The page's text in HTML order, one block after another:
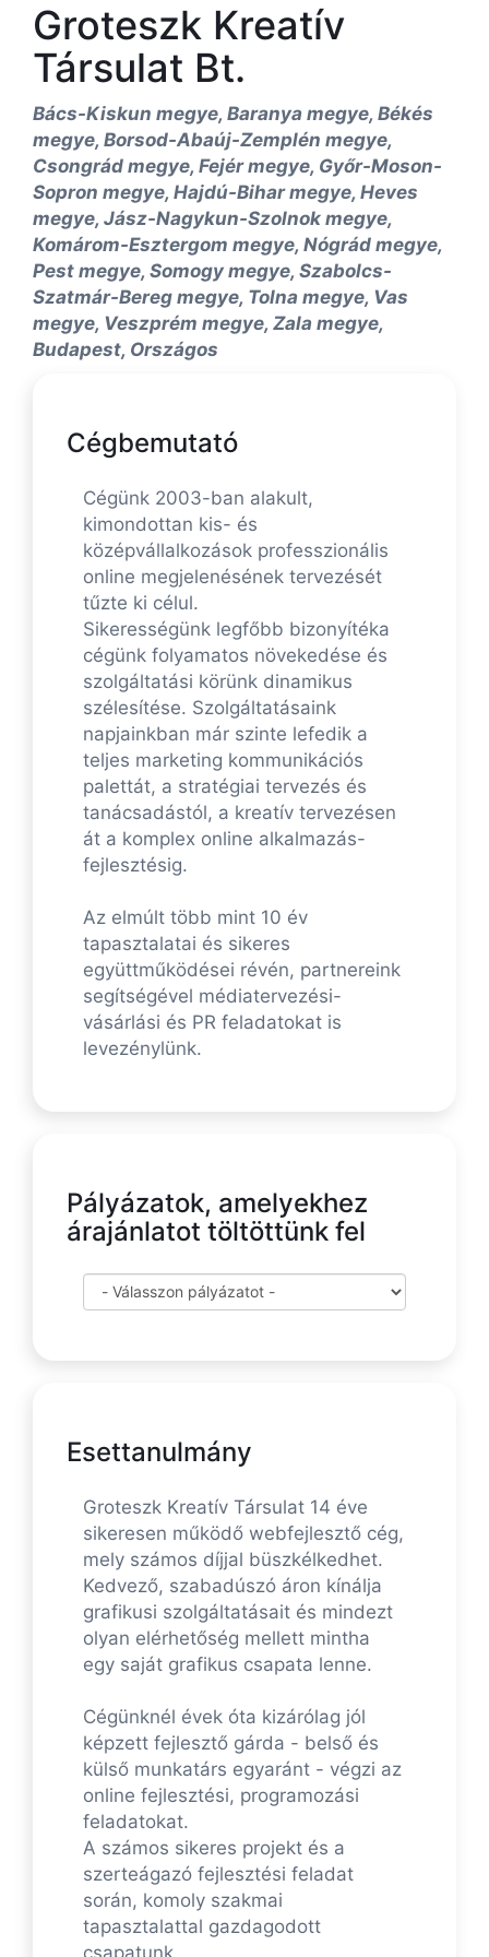
Groteszk Kreatív
Társulat Bt.
Bács-Kiskun megye, Baranya megye, Békés
megye, Borsod-Abaúj-Zemplén megye,
Csongrád megye, Fejér megye, Győr-Moson-
Sopron megye, Hajdú-Bihar megye, Heves
megye, Jász-Nagykun-Szolnok megye,
Komárom-Esztergom megye, Nógrád megye,
Pest megye, Somogy megye, Szabolcs-
Szatmár-Bereg megye, Tolna megye, Vas
megye, Veszprém megye, Zala megye,
Budapest, Országos
Cégbemutató
Cégünk 2003-ban alakult,
kimondottan kis- és
középvállalkozások professzionális
online megjelenésének tervezését
tűzte ki célul.
Sikerességünk legfőbb bizonyítéka
cégünk folyamatos növekedése és
szolgáltatási körünk dinamikus
szélesítése. Szolgáltatásaink
napjainkban már szinte lefedik a
teljes marketing kommunikációs
palettát, a stratégiai tervezés és
tanácsadástól, a kreatív tervezésen
át a komplex online alkalmazás-
fejlesztésig.
Az elmúlt több mint 10 év
tapasztalatai és sikeres
együttműködései révén, partnereink
segítségével médiatervezési-
vásárlási és PR feladatokat is
levezénylünk.
Pályázatok, amelyekhez
árajánlatot töltöttünk fel
Esettanulmány
Groteszk Kreatív Társulat 14 éve
sikeresen működő webfejlesztő cég,
mely számos díjjal büszkélkedhet.
Kedvező, szabadúszó áron kínálja
grafikusi szolgáltatásait és mindezt
olyan elérhetőség mellett mintha
egy saját grafikus csapata lenne.
Cégünknél évek óta kizárólag jól
képzett fejlesztő gárda - belső és
külső munkatárs egyaránt - végzi az
online fejlesztési, programozási
feladatokat.
A számos sikeres projekt és a
szerteágazó fejlesztési feladat
során, komoly szakmai
tapasztalattal gazdagodott
csapatunk.